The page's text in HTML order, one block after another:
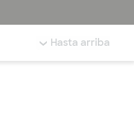
Hasta arriba